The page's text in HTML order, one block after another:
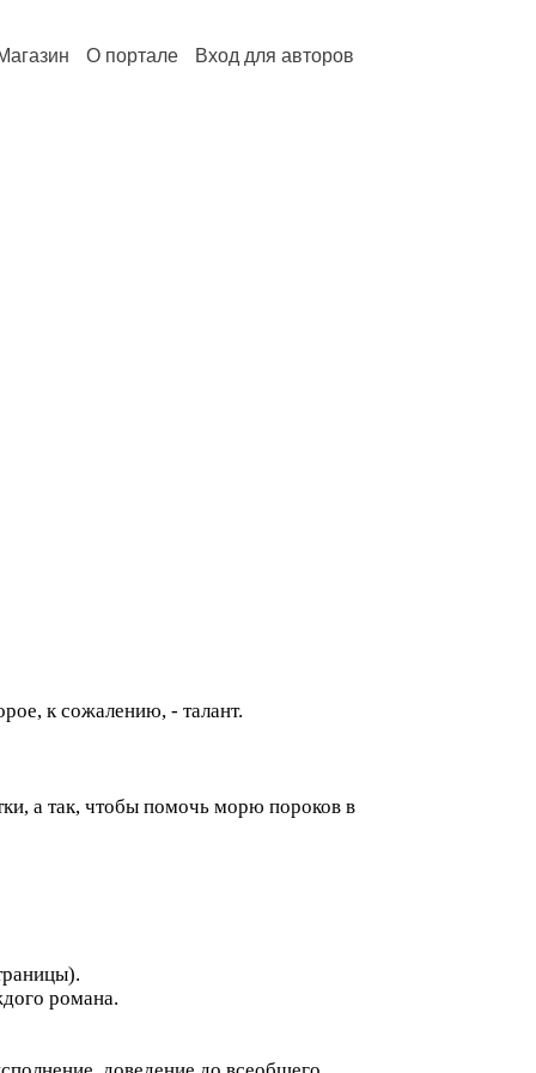
О портале Вход для авторов
к сожалению, - талант.
а так, чтобы помочь морю пороков в
романа.